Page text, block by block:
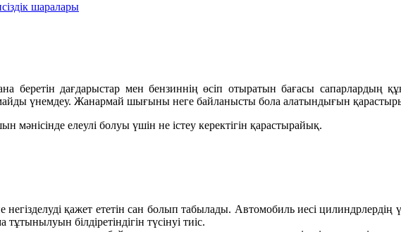
шаралары
беретін дағдарыстар мен бензиннің өсіп отыратын бағасы
үнемдеу. Жанармай шығыны неге байланысты бола алатындығын
елеулі болуы үшін не істеу керектігін қарастырайық.
қажет ететін сан болып табылады. Автомобиль иесі цилиндрлердің
білдіретіндігін түсінуі тиіс.